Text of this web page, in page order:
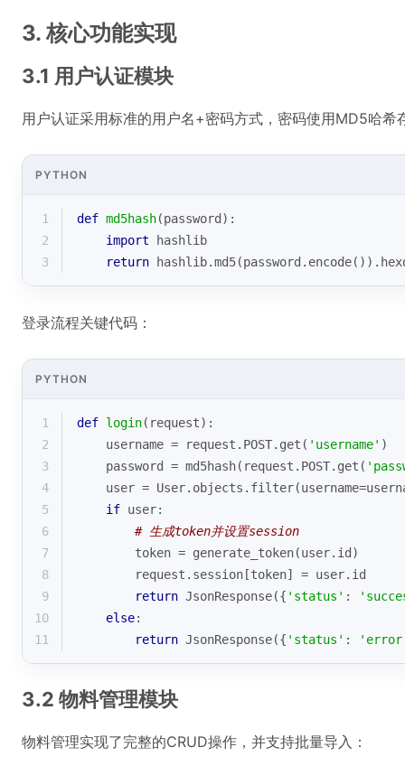
3. 核心功能实现
3.1 用户认证模块
用户认证采用标准的用户名+密码方式，密码使用MD5哈希
PYTHON
1 def md5hash(password ):
2
import hashlib
3
return
登录流程关键代码：
PYTHON
1 def login( request):
2
    username = request.POST.get(
'username' )
3
    password = md5hash(request.POST.get(
4
    user = User.objects.
filter
5
if user:
6
# 生成token并设置session
7
        token = generate_token(user.
id )
8
        request.session[token] = user.
id
9
return JsonResponse({ 'status' :
10
else:
11
return JsonResponse({ 'status' :
3.2 物料管理模块
物料管理实现了完整的CRUD操作，并支持批量导入：